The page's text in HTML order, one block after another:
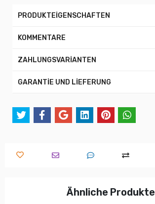
PRODUKTEİGENSCHAFTEN
KOMMENTARE
ZAHLUNGSVARİANTEN
GARANTİE UND LİEFERUNG
Ähnliche Produkte